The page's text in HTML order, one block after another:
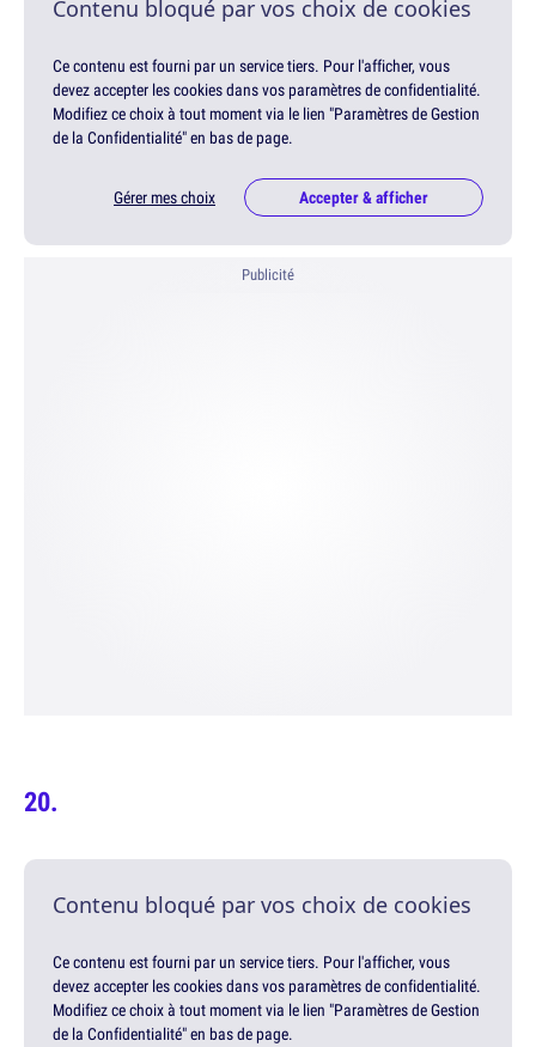
Contenu bloqué par vos choix de cookies
Ce contenu est fourni par un service tiers. Pour l'afficher, vous
devez accepter les cookies dans vos paramètres de confidentialité.
Modifiez ce choix à tout moment via le lien "Paramètres de Gestion
de la Confidentialité" en bas de page.
Gérer mes choix Accepter & afficher
Publicité
Contenu bloqué par vos choix de cookies
Ce contenu est fourni par un service tiers. Pour l'afficher, vous
devez accepter les cookies dans vos paramètres de confidentialité.
Modifiez ce choix à tout moment via le lien "Paramètres de Gestion
de la Confidentialité" en bas de page.